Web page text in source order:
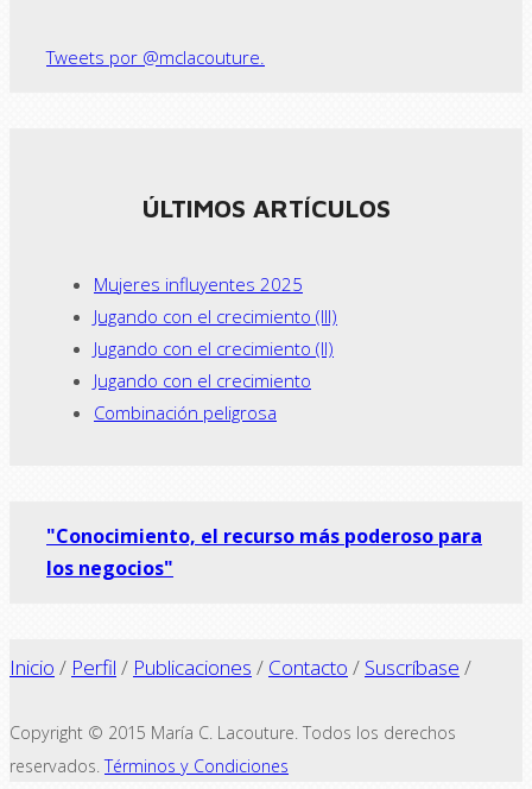
Tweets por @mclacouture.
ÚLTIMOS ARTÍCULOS
Mujeres influyentes 2025
Jugando con el crecimiento (III)
Jugando con el crecimiento (II)
Jugando con el crecimiento
Combinación peligrosa
"Conocimiento, el recurso más poderoso para
los negocios"
Inicio / Perfil / Publicaciones / Contacto / Suscríbase /
Copyright © 2015 María C. Lacouture. Todos los derechos
reservados.Términos y Condiciones